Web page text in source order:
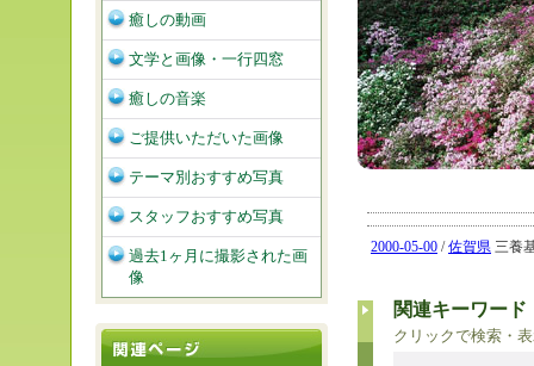
2000-05-00 /佐賀県 三養
関連キーワード
クリックで検索・
癒しの動画
文学と画像・一行四窓
癒しの音楽
ご提供いただいた画像
テーマ別おすすめ写真
スタッフおすすめ写真
過去1ヶ月に撮影された画
像